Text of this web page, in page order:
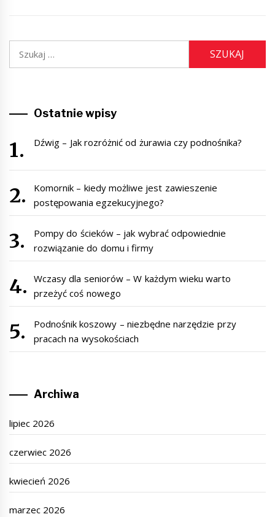
Ostatnie wpisy
Dźwig – Jak rozróżnić od żurawia czy podnośnika?
Komornik – kiedy możliwe jest zawieszenie
postępowania egzekucyjnego?
Pompy do ścieków – jak wybrać odpowiednie
rozwiązanie do domu i firmy
Wczasy dla seniorów – W każdym wieku warto
przeżyć coś nowego
Podnośnik koszowy – niezbędne narzędzie przy
pracach na wysokościach
Archiwa
lipiec 2026
czerwiec 2026
kwiecień 2026
marzec 2026